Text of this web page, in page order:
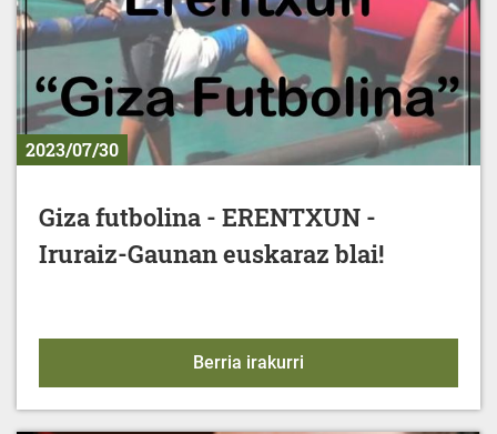
2023/07/30
Giza futbolina - ERENTXUN -
Iruraiz-Gaunan euskaraz blai!
Berria irakurri